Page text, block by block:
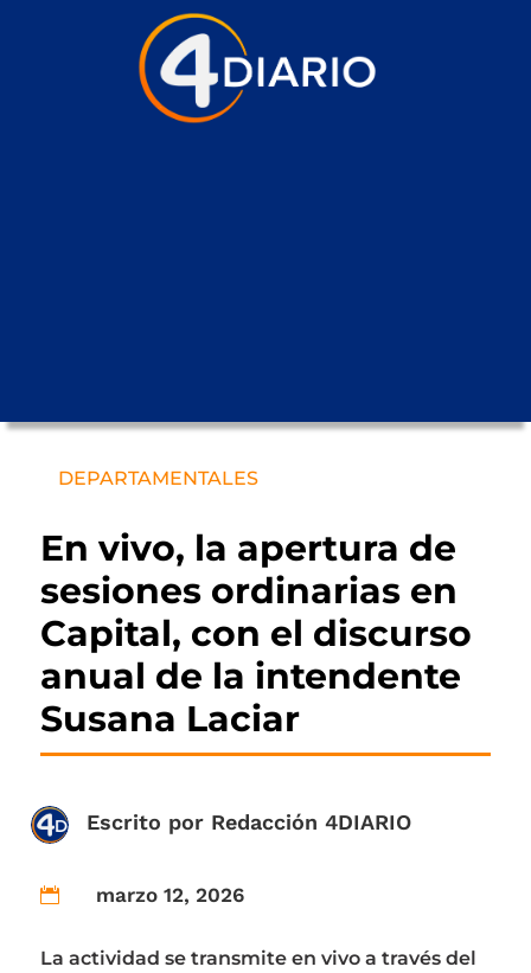
DEPARTAMENTALES
En vivo, la apertura de
sesiones ordinarias en
Capital, con el discurso
anual de la intendente
Susana Laciar
Escrito por Redacción 4DIARIO
 marzo 12, 2026
La actividad se transmite en vivo a través del